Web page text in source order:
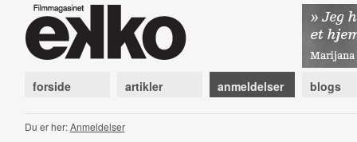
forside artikler anmeldelser blogs
Du er her:Anmeldelser